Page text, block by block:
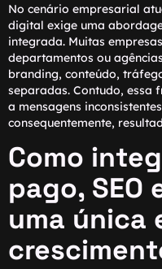
No cenário empresarial
digital exige uma
integrada. Muitas
departamentos ou
branding, conteúdo,
separadas. Contudo, essa
a mensagens
consequentemente,
Como
pago, SEO
uma única